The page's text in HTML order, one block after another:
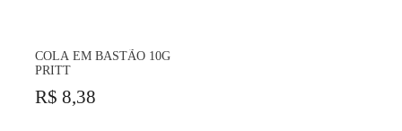
COLA EM BASTÃO 10G
PRITT
R$ 8,38